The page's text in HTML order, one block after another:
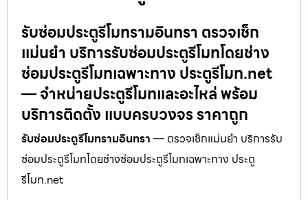
รับซ่อมประตูรีโมทรามอินทรา ตรวจเช็ก
แม่นยำ บริการรับซ่อมประตูรีโมทโดยช่าง
ซ่อมประตูรีโมทเฉพาะทาง ประตูรีโมท.net
— จำหน่ายประตูรีโมทและอะไหล่ พร้อม
บริการติดตั้ง แบบครบวงจร ราคาถูก
รับซ่อมประตูรีโมทรามอินทรา — ตรวจเช็กแม่นยำ บริการรับ
ซ่อมประตูรีโมทโดยช่างซ่อมประตูรีโมทเฉพาะทาง ประตู
รีโมท.net